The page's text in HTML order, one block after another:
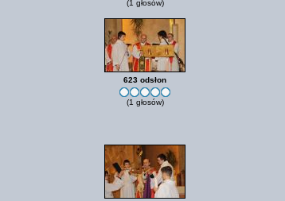
(1 głosów)
623 odsłon
(1 głosów)